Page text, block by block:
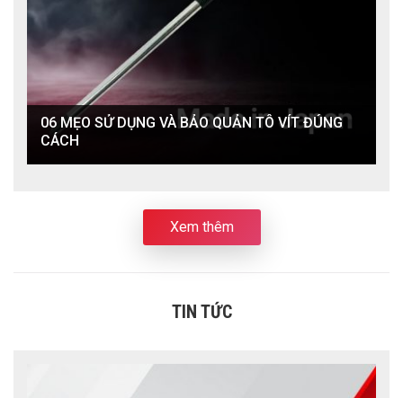
06 MẸO SỬ DỤNG VÀ BẢO QUẢN TÔ VÍT ĐÚNG
CÁCH
Xem thêm
TIN TỨC